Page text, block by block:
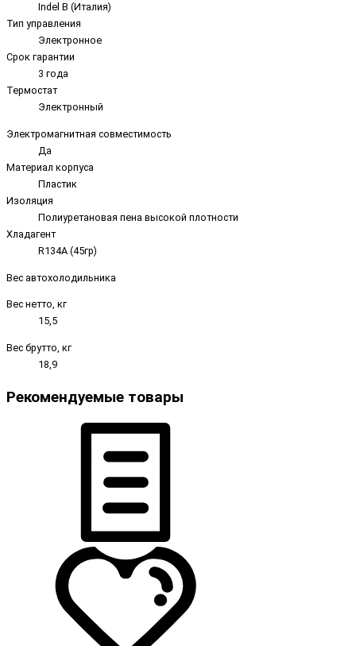
Indel B (Италия)
Тип управления
Электронное
Срок гарантии
3 года
Термостат
Электронный
Электромагнитная совместимость
Да
Материал корпуса
Пластик
Изоляция
Полиуретановая пена высокой плотности
Хладагент
R134A (45гр)
Вес автохолодильника
Вес нетто, кг
15,5
Вес брутто, кг
18,9
Рекомендуемые товары